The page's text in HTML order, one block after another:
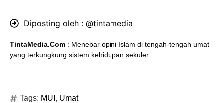
Diposting oleh : @tintamedia
TintaMedia.Com : Menebar opini Islam di tengah-tengah umat
yang terkungkung sistem kehidupan sekuler.
Tags: MUI , Umat